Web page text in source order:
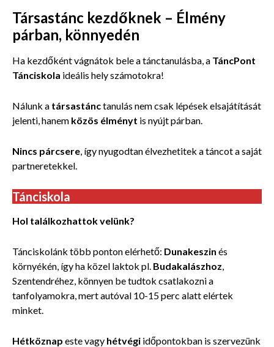
Társastánc kezdőknek – Élmény
párban, könnyedén
Ha kezdőként vágnátok bele a tánctanulásba, a TáncPont
Tánciskola ideális hely számotokra!
Nálunk a társastánctanulás nem csak lépések elsajátítását
jelenti, hanem közös élményt is nyújt párban.
Nincs párcsere, így nyugodtan élvezhetitek a táncot a saját
partneretekkel.
Tánciskola
Hol találkozhattok velünk?
Tánciskolánk több ponton elérhető: Dunakeszin és
környékén, így ha közel laktok pl. Budakalászhoz,
Szentendréhez, könnyen be tudtok csatlakozni a
tanfolyamokra, mert autóval 10-15 perc alatt elértek
minket.
Hétköznap este vagy hétvégi időpontokban is szervezünk